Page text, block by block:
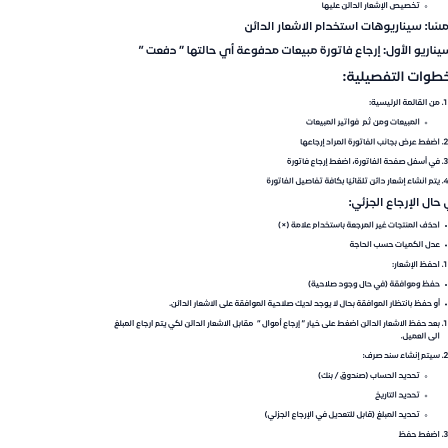
تخصيص الإشعار الدائن عليها
سيناريوهات استخدام الاشعار الدائن
الأول: إرجاع فاتورة مبيعات مدفوعة أي حالتها ” دفعت ”
التفصيلية:
من القائمة الرئيسية:
المبيعات ومن ثم فواتير المبيعات
اضغط عرضبجانب الفاتورة المراد إرجاعها
في أسفل صفحة الفاتورة، اضغط إرجاع فاتورة
يتم انشاء إشعار دائن تلقائيًا بكافة تفاصيل الفاتورة
حال الإرجاع الجزئي:
احذف المنتجات غير المرجعة باستخدام علامة (×)
عدل الكميات حسب الحاجة
احفظ الإشعار:
حفظ وموافقة (في حال وجود صلاحية)
أو حفظ بانتظار الموافقة بحال لا يوجد لديك صلاحية الموافقة على الاشعار الدائن.
بعد حفظ الاشعار الدائن اضغط على خيار ” إرجاع أموال ” مقابل الاشعار الدائن لكي يتم ارجاع المبلغ
الى العميل.
سيتم إنشاء سند صرف:
تحديد الحساب (صندوق / بنك)
تحديد التاريخ
تحديد المبلغ (قابل للتعديل في الإرجاع الجزئي)
اضغط حفظ